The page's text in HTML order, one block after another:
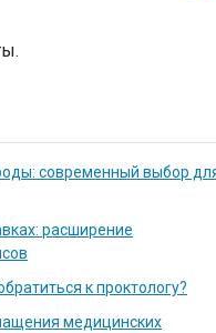
современный выбор
расширение
к проктологу?
медицинских